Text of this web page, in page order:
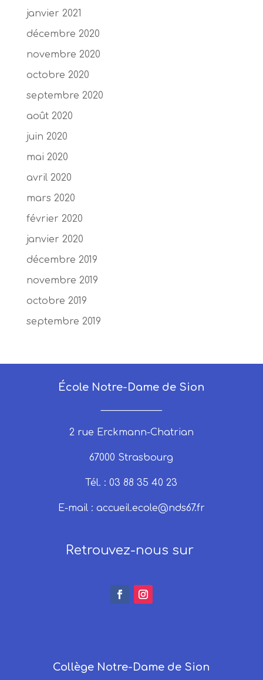
janvier 2021
décembre 2020
novembre 2020
octobre 2020
septembre 2020
août 2020
juin 2020
mai 2020
avril 2020
mars 2020
février 2020
janvier 2020
décembre 2019
novembre 2019
octobre 2019
septembre 2019
École Notre-Dame de Sion
2 rue Erckmann-Chatrian
67000 Strasbourg
Tél. : 03 88 35 40 23
E-mail : accueil.ecole@nds67.fr
Retrouvez-nous sur
Collège Notre-Dame de Sion